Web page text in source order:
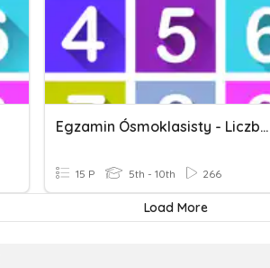
Egzamin Ósmoklasisty - Liczby 1
15 P 5th - 10th 266
Load More